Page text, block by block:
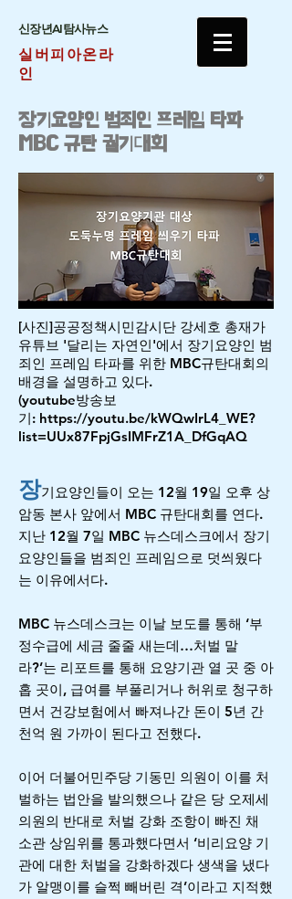
​신장년AI탐사뉴스
실버피아온라
인
​장기요양인 범죄인 프레임 타파
MBC 규탄 궐기대회
[사진]공공정책시민감시단 강세호 총재가
유튜브 '달리는 자연인'에서 장기요양인 범
죄인 프레임 타파를 위한 MBC규탄대회의
배경을 설명하고 있다.
(youtube방송보
기: https://youtu.be/kWQwIrL4_WE?
list=UUx87FpjGsIMFrZ1A_DfGqAQ
장기요양인들이 오는 12월 19일 오후 상
암동 본사 앞에서 MBC 규탄대회를 연다.
지난 12월 7일 MBC 뉴스데스크에서 장기
요양인들을 범죄인 프레임으로 덧씌웠다
는 이유에서다.
MBC 뉴스데스크는 이날 보도를 통해 ‘부
정수급에 세금 줄줄 새는데…처벌 말
라?’는 리포트를 통해 요양기관 열 곳 중 아
홉 곳이, 급여를 부풀리거나 허위로 청구하
면서 건강보험에서 빠져나간 돈이 5년 간
천억 원 가까이 된다고 전했다.
이어 더불어민주당 기동민 의원이 이를 처
벌하는 법안을 발의했으나 같은 당 오제세
의원의 반대로 처벌 강화 조항이 빠진 채
소관 상임위를 통과했다면서 ‘비리요양 기
관에 대한 처벌을 강화하겠다 생색을 냈다
가 알맹이를 슬쩍 빼버린 격’이라고 지적했